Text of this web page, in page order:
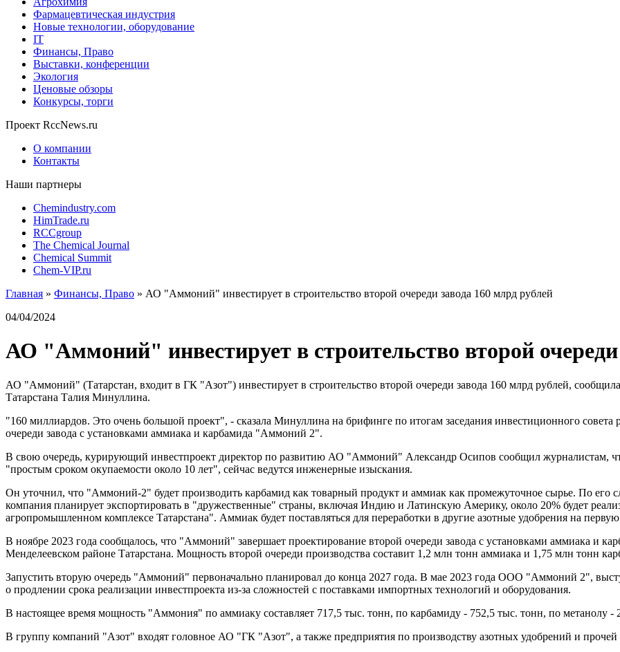
Фармацевтическая индустрия
Новые технологии, оборудование
IT
Финансы, Право
Выставки, конференции
Экология
Ценовые обзоры
Конкурсы, торги
Проект RccNews.ru
О компании
Контакты
Наши партнеры
Chemindustry.com
HimTrade.ru
RCCgroup
The Chemical Journal
Chemical Summit
Chem-VIP.ru
Главная » Финансы, Право » АО "Аммоний" инвестирует в строительство второй очереди завода 160 млрд рублей
04/04/2024
АО "Аммоний" инвестирует в строительство второй
АО "Аммоний" (Татарстан, входит в ГК "Азот") инвестирует в строительство второй очереди завода 160 млрд рублей,
Татарстана Талия Минуллина.
"160 миллиардов. Это очень большой проект", - сказала Минуллина на брифинге по итогам заседания инвестиционного
очереди завода с установками аммиака и карбамида "Аммоний 2".
В свою очередь, курирующий инвестпроект директор по развитию АО "Аммоний" Александр Осипов сообщил журналистам,
"простым сроком окупаемости около 10 лет", сейчас ведутся инженерные изыскания.
Он уточнил, что "Аммоний-2" будет производить карбамид как товарный продукт и аммиак как промежуточное сырье. По
компания планирует экспортировать в "дружественные" страны, включая Индию и Латинскую Америку, около 20% будет
агропромышленном комплексе Татарстана". Аммиак будет поставляться для переработки в другие азотные удобрения на
В ноябре 2023 года сообщалось, что "Аммоний" завершает проектирование второй очереди завода с установками аммиака и
Менделеевском районе Татарстана. Мощность второй очереди производства составит 1,2 млн тонн аммиака и 1,75 млн тонн
Запустить вторую очередь "Аммоний" первоначально планировал до конца 2027 года. В мае 2023 года ООО "Аммоний 2",
о продлении срока реализации инвестпроекта из-за сложностей с поставками импортных технологий и оборудования.
В настоящее время мощность "Аммония" по аммиаку составляет 717,5 тыс. тонн, по карбамиду - 752,5 тыс. тонн, по метанолу -
В группу компаний "Азот" входят головное АО "ГК "Азот", а также предприятия по производству азотных удобрений и